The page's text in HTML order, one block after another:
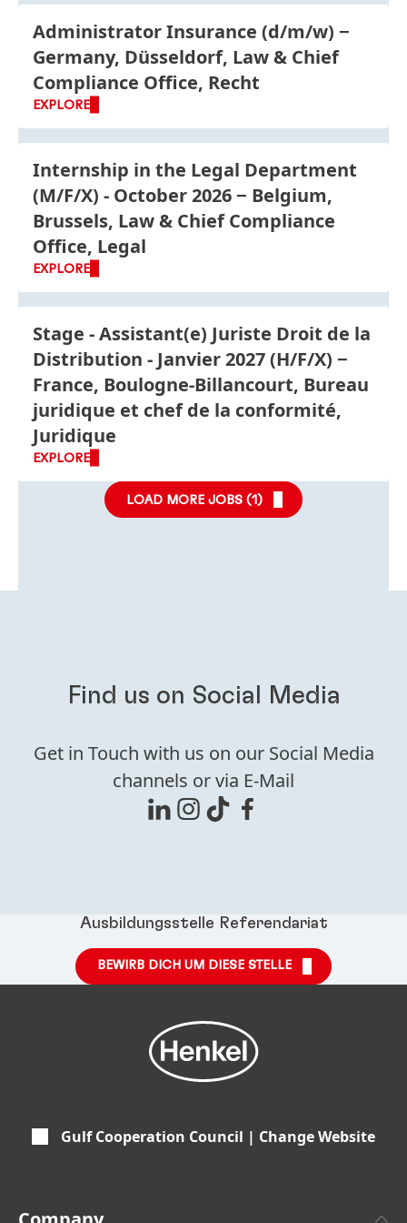
Administrator Insurance (d/m/w)
Germany, Düsseldorf, Law & Chief
Compliance Office, Recht
EXPLORE
Internship in the Legal Department
(M/F/X) - October 2026
Belgium,
Brussels, Law & Chief Compliance
Office, Legal
EXPLORE
Stage - Assistant(e) Juriste Droit de la
Distribution - Janvier 2027(H/F/X)
France, Boulogne-Billancourt, Bureau
juridique et chef de la conformité,
Juridique
EXPLORE
LOAD MORE JOBS (1 )
Find us on Social Media
Get in Touch with us on our Social Media
channels or via E-Mail
Ausbildungsstelle Referendariat
BEWIRB DICH UM DIESE STELLE
Gulf Cooperation Council | Change Website